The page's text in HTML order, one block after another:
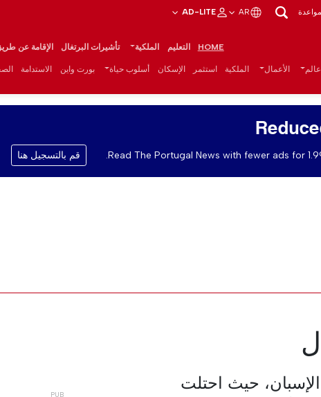
AR
AD-LITE
HOME التعليم الملكية تأشيرات البرتغال الإقامة عن
عالم الأعمال الملكية استثمر الإسكان أسلوب حياة بورت واين الاستدامة
Read The Portugal News with fewer ads for قم بالتسجيل هنا
حيث احتلت